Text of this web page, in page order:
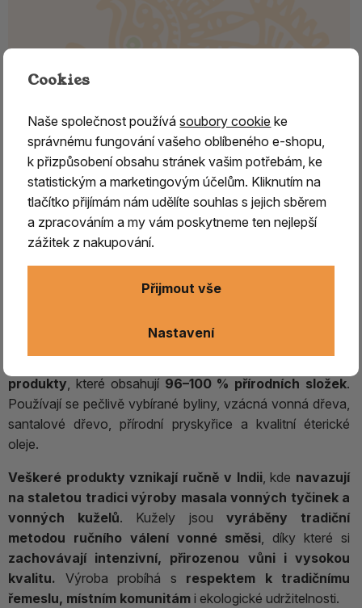
Vonné kužílky - Organic DRAGON
´S BLOOD
Organic Goodnessje oblíbená mezinárodní značka
zaměřená na výrobu přírodních vonných produktů, která si
produkty, které obsahují 96–100 % přírodních složek.
Používají se pečlivě vybírané byliny, vzácná vonná dřeva,
santalové dřevo, přírodní pryskyřice a kvalitní éterické
oleje.
Veškeré produkty vznikají ručně v Indii, kde navazují
na staletou tradici výroby masala vonných tyčinek a
vonných kuželů. Kužely jsou vyráběny tradiční
metodou ručního válení vonné směsi, díky které si
zachovávají intenzivní, přirozenou vůni i vysokou
kvalitu. Výroba probíhá s respektem k tradičnímu
řemeslu, místním komunitám i ekologické udržitelnosti.
Cookies
Naše společnost používásoubory cookie ke
správnému fungování vašeho oblíbeného e-shopu,
k přizpůsobení obsahu stránek vašim potřebám, ke
statistickým a marketingovým účelům. Kliknutím na
tlačítko přijímám nám udělíte souhlas s jejich sběrem
a zpracováním a my vám poskytneme ten nejlepší
zážitek z nakupování.
Nastavení
Přijmout vše